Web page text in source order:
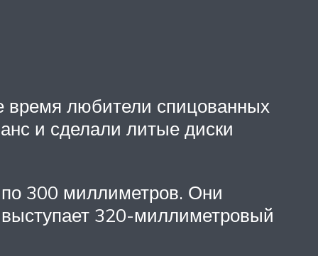
время любители спицованных
и сделали литые диски
300 миллиметров. Они
320-миллиметровый